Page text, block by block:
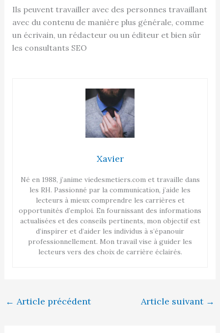
Ils peuvent travailler avec des personnes travaillant
avec du contenu de manière plus générale, comme
un écrivain, un rédacteur ou un éditeur et bien sûr
les consultants SEO
Xavier
Né en 1988, j’anime viedesmetiers.com et travaille dans
les RH. Passionné par la communication, j’aide les
lecteurs à mieux comprendre les carrières et
opportunités d’emploi. En fournissant des informations
actualisées et des conseils pertinents, mon objectif est
d’inspirer et d’aider les individus à s’épanouir
professionnellement. Mon travail vise à guider les
lecteurs vers des choix de carrière éclairés.
← Article précédent Article suivant →